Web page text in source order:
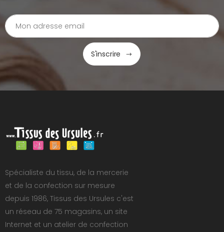
S'inscrire
Spécialiste du tissu, de la mercerie
et de la confection sur mesure
depuis 1986, Tissus des Ursules c'est
un réseau de 75 magasins, un site
Internet et un atelier de confection